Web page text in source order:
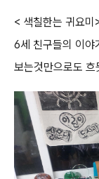
< 색칠한는 귀요미
6세 친구들의 이야
보는것만으로도